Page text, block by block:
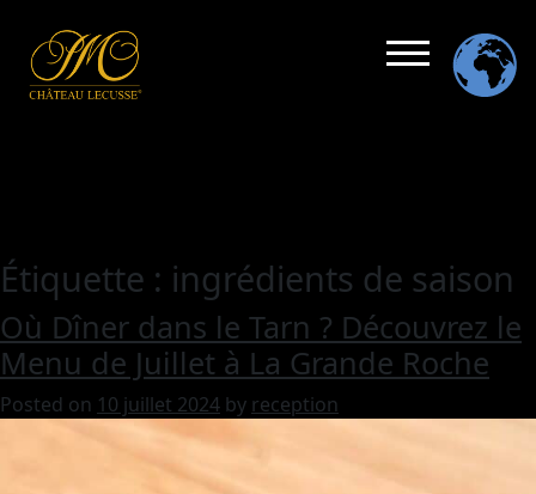
Étiquette : ingrédients de saison
Où Dîner dans le Tarn ? Découvrez le
Menu de Juillet à La Grande Roche
Posted on 10 juillet 2024 by reception